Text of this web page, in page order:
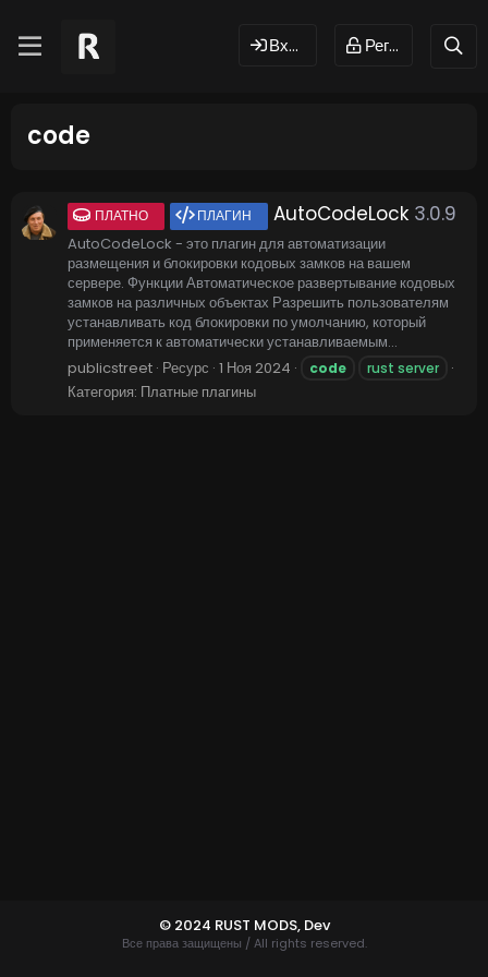
Вход Регистрация
code
ПЛАТНО ПЛАГИН AutoCodeLock 3.0.9
AutoCodeLock - это плагин для автоматизации
размещения и блокировки кодовых замков на вашем
сервере. Функции Автоматическое развертывание кодовых
замков на различных объектах Разрешить пользователям
устанавливать код блокировки по умолчанию, который
применяется к автоматически устанавливаемым...
publicstreet Ресурс 1 Ноя 2024 code rust server
Категория: Платные плагины
© 2024 RUST MODS, Dev
Все права защищены / All rights reserved.